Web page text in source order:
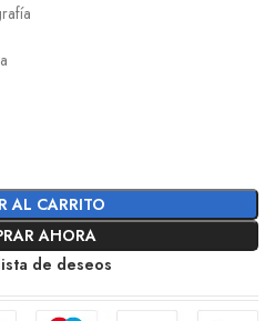
AL CARRITO
AHORA
de deseos